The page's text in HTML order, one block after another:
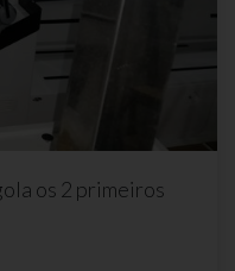
os 2 primeiros